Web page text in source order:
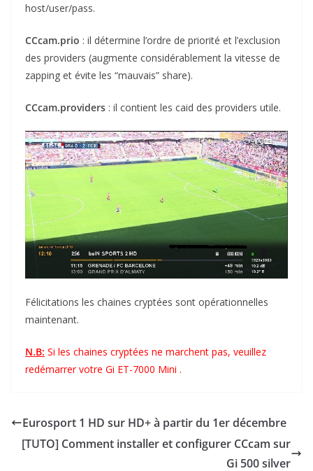
host/user/pass.
CCcam.prio : il détermine l’ordre de priorité et l’exclusion
des providers (augmente considérablement la vitesse de
zapping et évite les “mauvais” share).
CCcam.providers : il contient les caid des providers utile.
Félicitations les chaines cryptées sont opérationnelles
maintenant.
N.B: Si les chaines cryptées ne marchent pas, veuillez
redémarrer votre Gi ET-7000 Mini .
Eurosport 1 HD sur HD+ à partir du 1er décembre
[TUTO] Comment installer et configurer CCcam sur
Gi 500 silver